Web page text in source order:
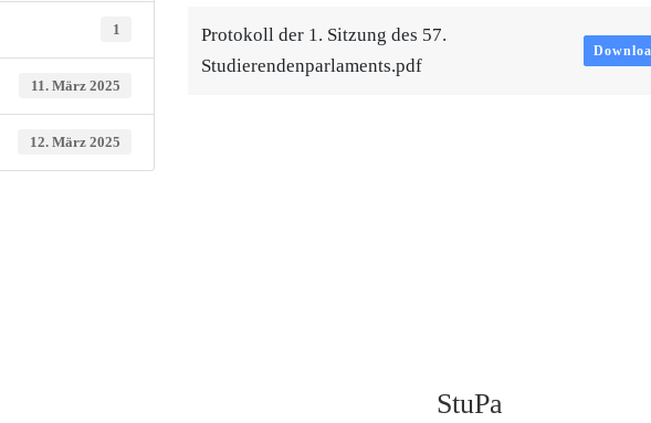
1
11. März 2025
12. März 2025
Protokoll der 1. Sitzung des 57.
Studierendenparlaments.pdf
StuPa